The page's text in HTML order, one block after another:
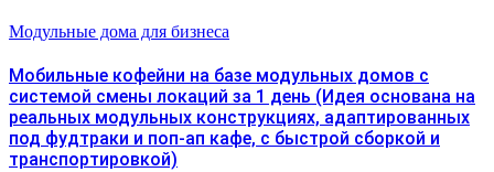
Модульные дома для бизнеса
Мобильные кофейни на базе модульных домов с
системой смены локаций за 1 день (Идея основана на
реальных модульных конструкциях, адаптированных
под фудтраки и поп-ап кафе, с быстрой сборкой и
транспортировкой)